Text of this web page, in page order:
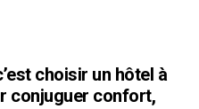
choisir un hôtel à
conjuguer confort,